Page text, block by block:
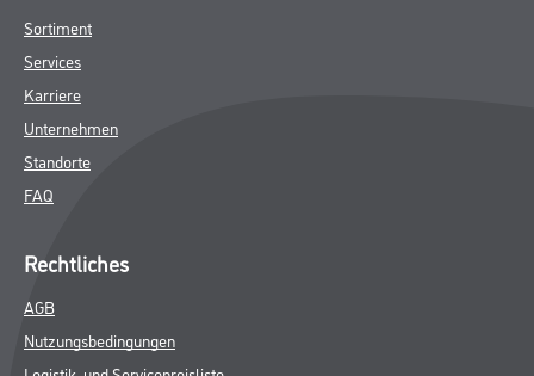
Sortiment
Services
Karriere
Unternehmen
Standorte
FAQ
Rechtliches
AGB
Nutzungsbedingungen